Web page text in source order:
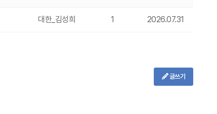
대한_김성희 1 2026.07.31
글쓰기